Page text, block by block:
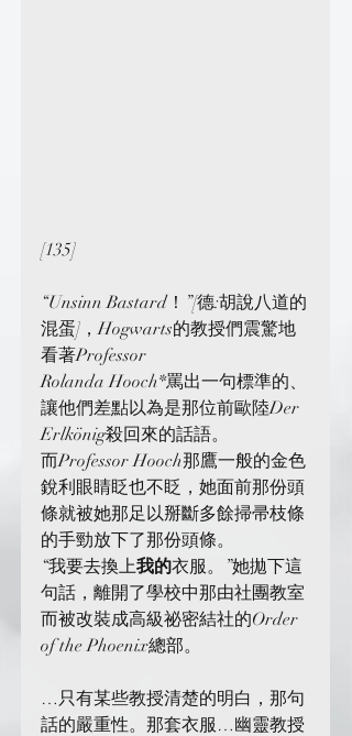
[135]
“Unsinn Bastard！”[德:胡說八道的
混蛋]，Hogwarts的教授們震驚地
看著Professor
Rolanda Hooch*罵出一句標準的、
讓他們差點以為是那位前歐陸Der
Erlkönig殺回來的話語。
而Professor Hooch那鷹一般的金色
銳利眼睛眨也不眨，她面前那份頭
條就被她那足以掰斷多餘掃帚枝條
的手勁放下了那份頭條。
“我要去換上我的衣服。”她拋下這
句話，離開了學校中那由社團教室
而被改裝成高級祕密結社的Order
of the Phoenix總部。
…只有某些教授清楚的明白，那句
話的嚴重性。那套衣服…幽靈教授